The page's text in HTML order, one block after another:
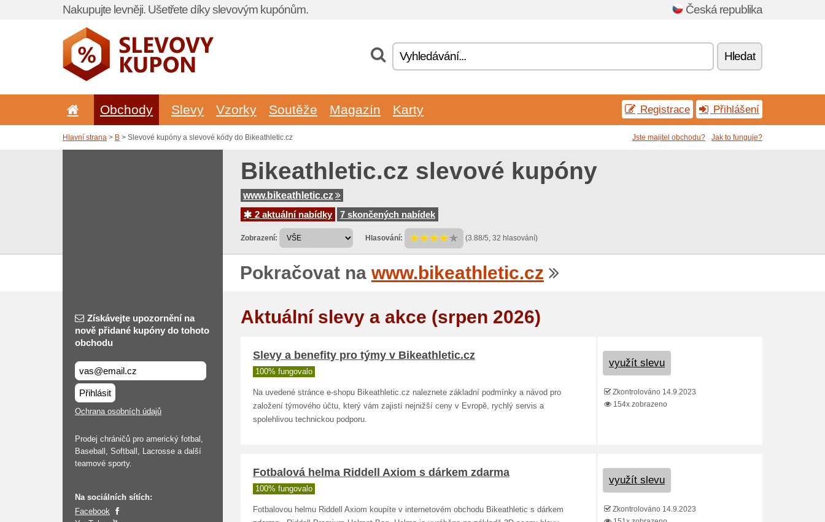
Nakupujte levněji. Ušetřete díky slevovým kupónům. Česká republika
Hledat
Obchody Slevy Vzorky Soutěže Magazín Karty Registrace Přihlášení
Hlavní strana > B > Slevové kupóny a slevové kódy do Bikeathletic.cz Jste majitel obchodu? Jak to funguje?
Bikeathletic.cz slevové kupóny
www.bikeathletic.cz
2 aktuální nabídky
7 skončených nabídek
Zobrazení: Hlasování: (3.88/5, 32 hlasování)
Pokračovat na www.bikeathletic.cz
Získávejte upozornění na
nově přidané kupóny do tohoto
obchodu
Přihlásit
Ochrana osobních údajů
Prodej chráničů pro americký fotbal,
Baseball, Softball, Lacrosse a další
teamové sporty.
Na sociálních sítích:
Facebook
Aktuální slevy a akce (srpen 2026)
Slevy a benefity pro týmy v Bikeathletic.cz
100% fungovalo
Na uvedené stránce e-shopu Bikeathletic.cz naleznete základní podmínky a návod pro
založení týmového účtu, který vám zajistí nejnižší ceny v Evropě, rychlý servis a
spolehlivou technickou podporu.
využít slevu
Zkontrolováno 14.9.2023
154x zobrazeno
Fotbalová helma Riddell Axiom s dárkem zdarma
100% fungovalo
Fotbalovou helmu Riddell Axiom koupíte v internetovém obchodu Bikeathletic s dárkem
využít slevu
Zkontrolováno 14.9.2023